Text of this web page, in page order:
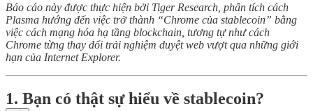
Báo cáo này được thực hiện bởi Tiger Research, phân tích cách
Plasma hướng đến việc trở thành “Chrome của stablecoin” bằng
việc cách mạng hóa hạ tầng blockchain, tương tự như cách
Chrome từng thay đổi trải nghiệm duyệt web vượt qua những giới
hạn của Internet Explorer.
1. Bạn có thật sự hiểu về stablecoin?